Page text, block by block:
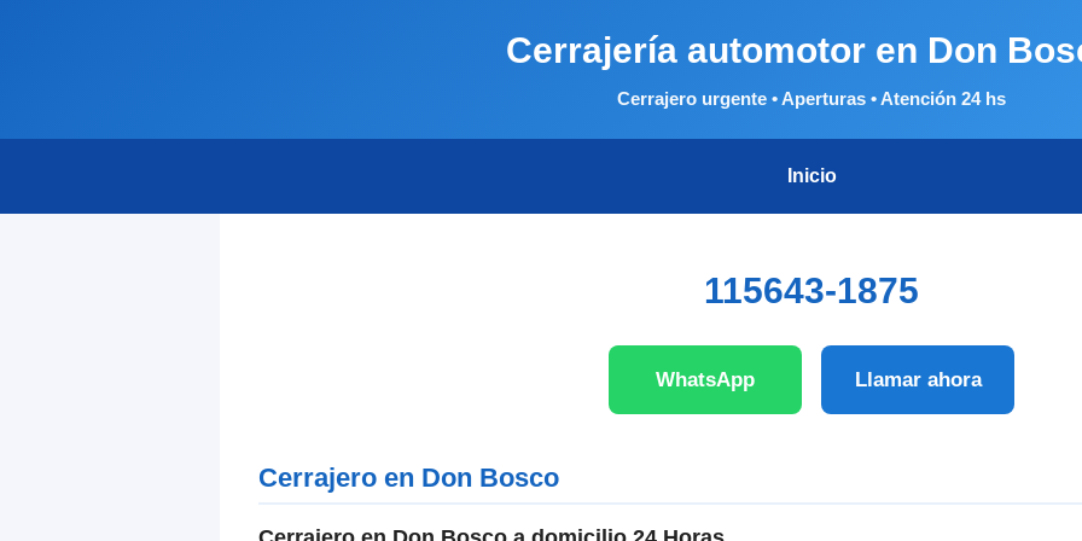
Cerrajería automotor en Don
Cerrajero urgente • Aperturas • Atención 24 hs
Inicio
115643-1875
WhatsApp Llamar ahora
Cerrajero en Don Bosco